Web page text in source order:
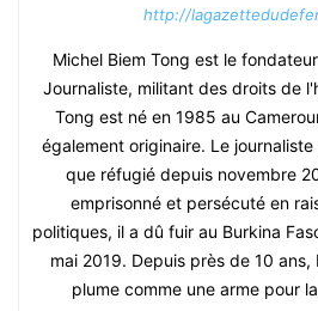
http://
Michel Biem Tong est le
Journaliste, militant des droits de
Tong est né en 1985 au
également originaire. Le
que réfugié depuis novembre
emprisonné et persécuté en
politiques, il a dû fuir au Burkina
mai 2019. Depuis près de 10 ans,
plume comme une arme pour